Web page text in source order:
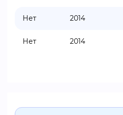
Нет 2014
Нет 2014